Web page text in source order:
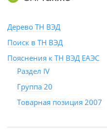
Дерево ТН ВЭД
Поиск в ТН ВЭД
Пояснения к ТН ВЭД ЕАЭС
Раздел IV
Группа 20
Товарная позиция 2007